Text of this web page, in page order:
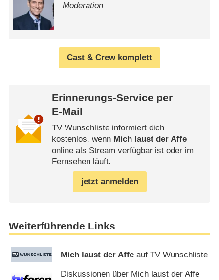
Moderation
Cast & Crew komplett
Erinnerungs-Service per
E-Mail
TV Wunschliste informiert dich
kostenlos, wenn Mich laust der Affe
online als Stream verfügbar ist oder im
Fernsehen läuft.
jetzt anmelden
Weiterführende Links
Mich laust der Affe auf TV Wunschliste
Diskussionen über Mich laust der Affe